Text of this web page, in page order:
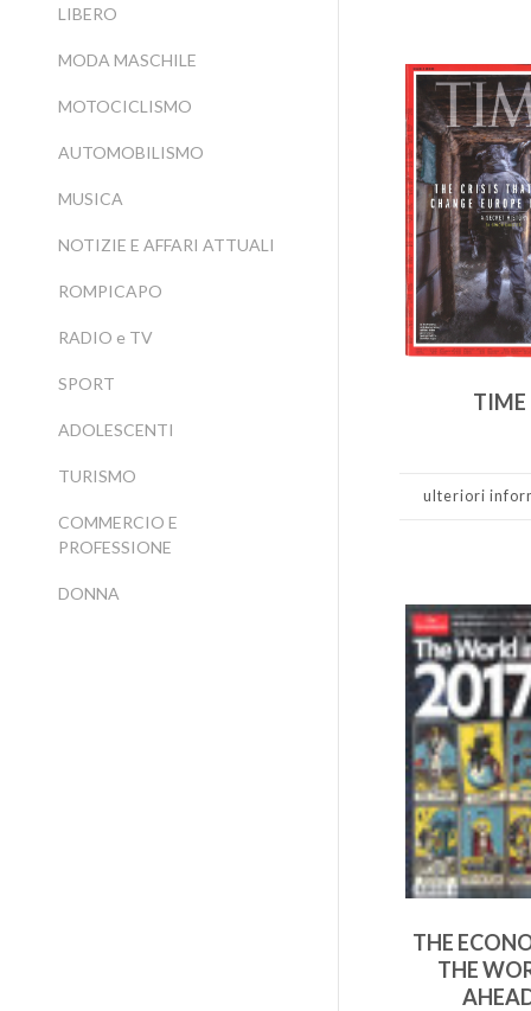
TIME
ulteriori
THE
THE
LIBERO
MODA MASCHILE
MOTOCICLISMO
AUTOMOBILISMO
MUSICA
NOTIZIE E AFFARI ATTUALI
ROMPICAPO
RADIO e TV
SPORT
ADOLESCENTI
TURISMO
COMMERCIO E
PROFESSIONE
DONNA